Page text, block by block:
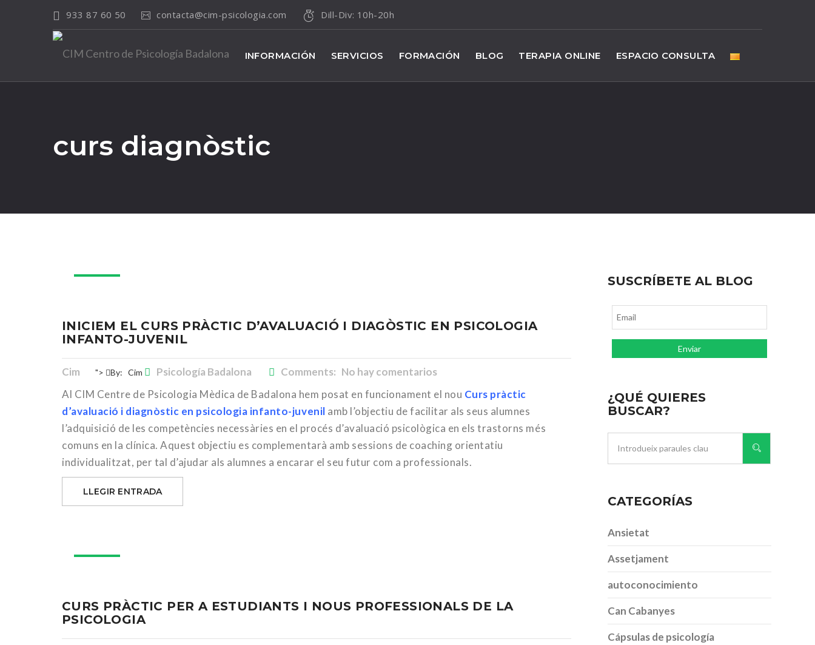
933 87 60 50 contacta@cim-psicologia.com Dill-Div: 10h-20h
INFORMACIÓN SERVICIOS FORMACIÓN BLOG TERAPIA ONLINE ESPACIO CONSULTA
curs diagnòstic
INICIEM EL CURS PRÀCTIC D’AVALUACIÓ I DIAGÒSTIC EN PSICOLOGIA
INFANTO-JUVENIL
Cim "> By: Cim Psicología Badalona
Comments: No hay comentarios
Al CIM Centre de Psicologia Mèdica de Badalona hem posat en funcionament el nou Curs pràctic
d’avaluació i diagnòstic en psicologia infanto-juvenil amb l’objectiu de facilitar als seus alumnes
l’adquisició de les competències necessàries en el procés d’avaluació psicològica en els trastorns més
comuns en la clínica. Aquest objectiu es complementarà amb sessions de coaching orientatiu
individualitzat, per tal d’ajudar als alumnes a encarar el seu futur com a professionals.
LLEGIR ENTRADA
CURS PRÀCTIC PER A ESTUDIANTS I NOUS PROFESSIONALS DE LA
PSICOLOGIA
SUSCRÍBETE AL BLOG
¿QUÉ QUIERES
BUSCAR?
CATEGORÍAS
Ansietat
Assetjament
autoconocimiento
Can Cabanyes
Cápsulas de psicología